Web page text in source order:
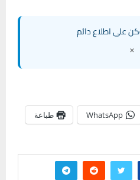
على اطلاع دائم
×
WhatsApp طباعة